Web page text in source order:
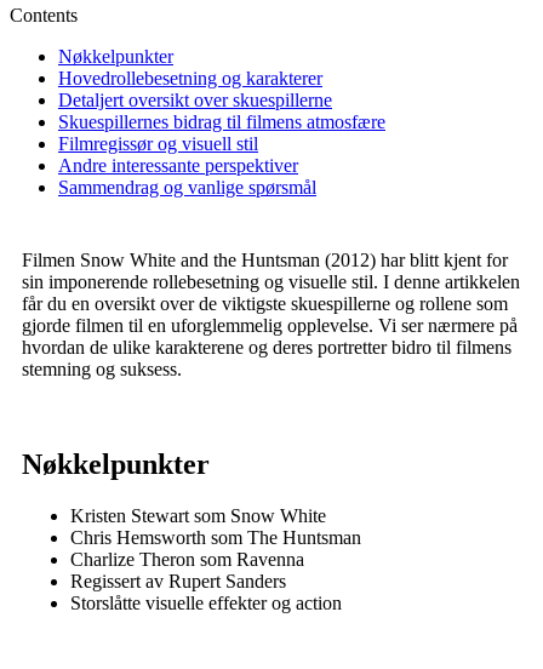
Contents
Nøkkelpunkter
Hovedrollebesetning og karakterer
Detaljert oversikt over skuespillerne
Skuespillernes bidrag til filmens atmosfære
Filmregissør og visuell stil
Andre interessante perspektiver
Sammendrag og vanlige spørsmål
Filmen Snow White and the Huntsman (2012) har blitt kjent for
sin imponerende rollebesetning og visuelle stil. I denne artikkelen
får du en oversikt over de viktigste skuespillerne og rollene som
gjorde filmen til en uforglemmelig opplevelse. Vi ser nærmere på
hvordan de ulike karakterene og deres portretter bidro til filmens
stemning og suksess.
Nøkkelpunkter
Kristen Stewart som Snow White
Chris Hemsworth som The Huntsman
Charlize Theron som Ravenna
Regissert av Rupert Sanders
Storslåtte visuelle effekter og action